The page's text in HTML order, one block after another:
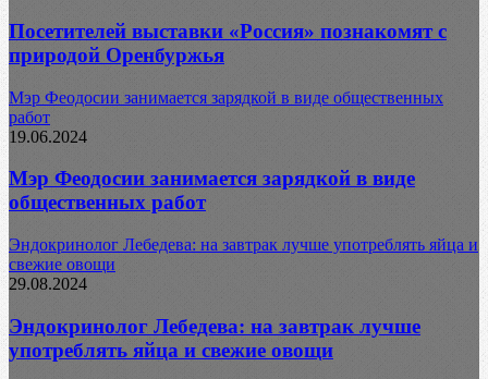
Посетителей выставки «Россия» познакомят с
природой Оренбуржья
Мэр Феодосии занимается зарядкой в виде общественных
работ
19.06.2024
Мэр Феодосии занимается зарядкой в виде
общественных работ
Эндокринолог Лебедева: на завтрак лучше употреблять яйца и
свежие овощи
29.08.2024
Эндокринолог Лебедева: на завтрак лучше
употреблять яйца и свежие овощи